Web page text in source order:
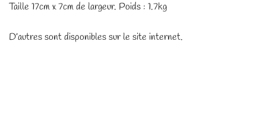
Taille 17cm x 7cm de largeur. Poids : 1.7kg
D’autres sont disponibles sur le site internet.